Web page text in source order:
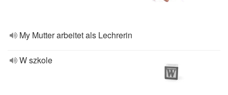
My Mutter arbeitet als Lechrerin
W szkole